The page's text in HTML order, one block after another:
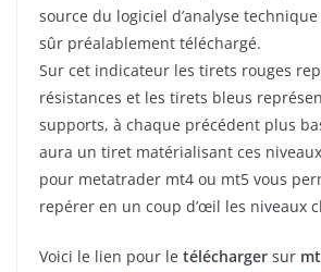
source du logiciel d’analyse
sûr préalablement téléchargé.
Sur cet indicateur les tirets rouges
résistances et les tirets bleus
supports, à chaque précédent plus
aura un tiret matérialisant ces
pour metatrader mt4 ou mt5 vous
repérer en un coup d’œil les niveaux
Voici le lien pour le télécharger sur